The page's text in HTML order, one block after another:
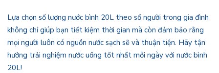
Lựa chọn số lượng nước bình 20L theo số người trong gia đình
không chỉ giúp bạn tiết kiệm thời gian mà còn đảm bảo rằng
mọi người luôn có nguồn nước sạch sẽ và thuận tiện. Hãy tận
hưởng trải nghiệm nước uống tốt nhất mỗi ngày với nước bình
20L!